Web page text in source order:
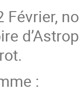
Février,
: